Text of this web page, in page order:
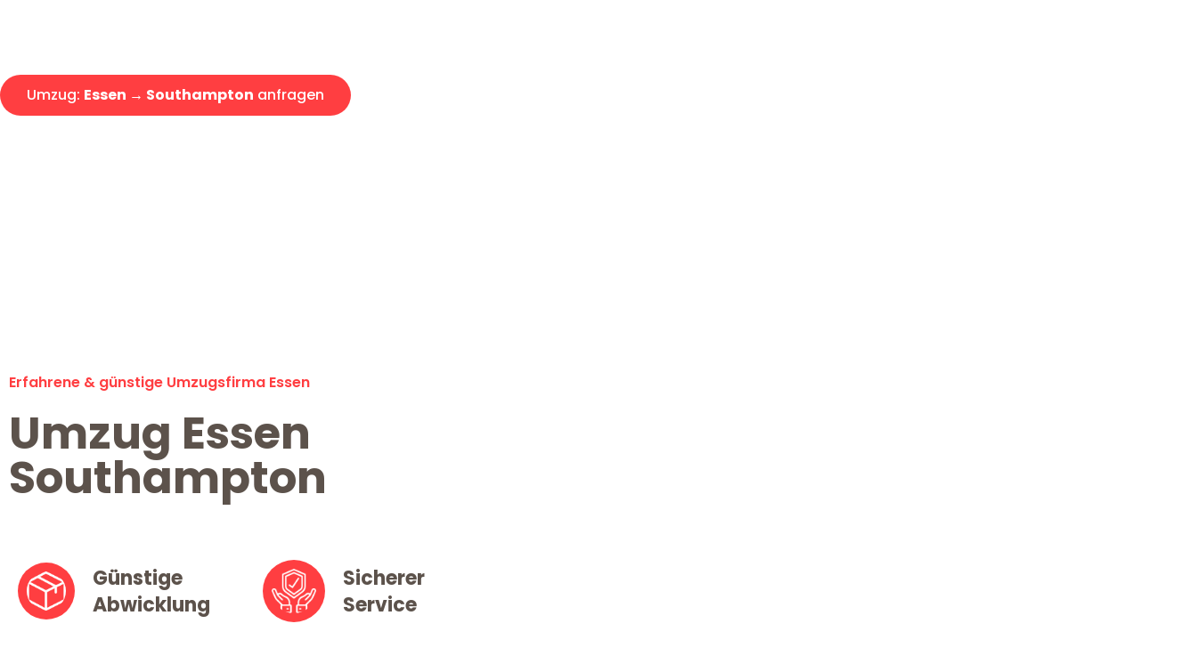
Umzug: Essen → Southampton anfragen
Erfahrene & günstige Umzugsfirma Essen
Umzug Essen
Southampton
Günstige
Abwicklung
Sicherer
Service